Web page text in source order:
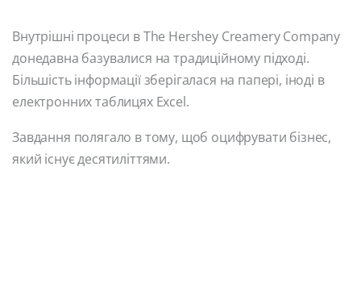
Внутрішні процеси в The Hershey Creamery Company
донедавна базувалися на традиційному підході.
Більшість інформації зберігалася на папері, іноді в
електронних таблицях Excel.
Завдання полягало в тому, щоб оцифрувати бізнес,
який існує десятиліттями.